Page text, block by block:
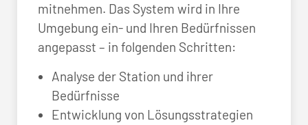
mitnehmen. Das System wird in Ihre
Umgebung ein- und Ihren Bedürfnissen
angepasst – in folgenden Schritten:
Analyse der Station und ihrer
Bedürfnisse
Entwicklung von Lösungsstrategien